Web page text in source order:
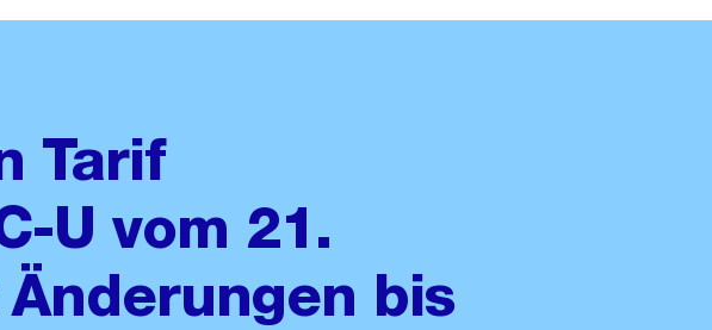
Tarif
U vom 21.
bis